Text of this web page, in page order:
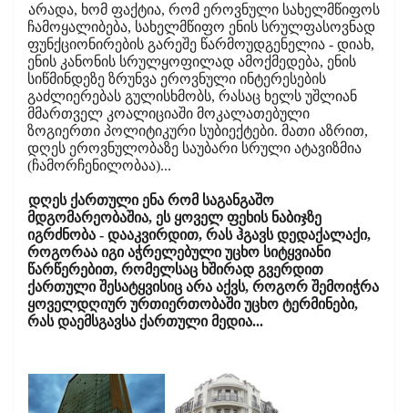
არადა, ხომ ფაქტია, რომ ეროვნული სახელმწიფოს
ჩამოყალიბება, სახელმწიფო ენის სრულფასოვნად
ფუნქციონირების გარეშე წარმოუდგენელია - დიახ,
ენის კანონის სრულყოფილად ამოქმედება, ენის
სიწმინდეზე ზრუნვა ეროვნული ინტერესების
გაძლიერებას გულისხმობს, რასაც ხელს უშლიან
მმართველ კოალიციაში მოკალათებული
ზოგიერთი პოლიტიკური სუბიექტები. მათი აზრით,
დღეს ეროვნულობაზე საუბარი სრული ატავიზმია
(ჩამორჩენილობაა)...
დღეს ქართული ენა რომ საგანგაშო
მდგომარეობაშია, ეს ყოველ ფეხის ნაბიჯზე
იგრძნობა - დააკვირდით, რას ჰგავს დედაქალაქი,
როგორაა იგი აჭრელებული უცხო სიტყვიანი
წარწერებით, რომელსაც ხშირად გვერდით
ქართული შესატყვისიც არა აქვს, როგორ შემოიჭრა
ყოველდღიურ ურთიერთობაში უცხო ტერმინები,
რას დაემსგავსა ქართული მედია...